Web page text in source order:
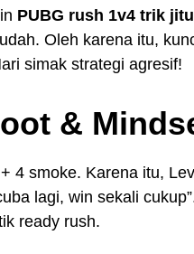
PUBG rush 1v4 trik jitu
Oleh karena itu,
simak strategi agresif!
&
4 smoke. Karena itu,
lagi, win sekali
ready rush.